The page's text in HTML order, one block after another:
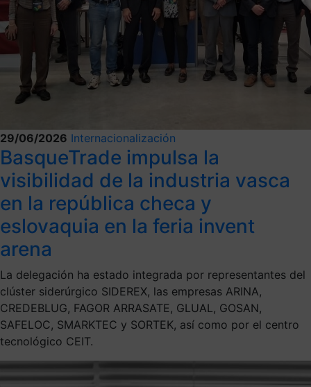
29/06/2026 Internacionalización
BasqueTrade impulsa la
visibilidad de la industria vasca
en la república checa y
eslovaquia en la feria invent
arena
La delegación ha estado integrada por representantes del
clúster siderúrgico SIDEREX, las empresas ARINA,
CREDEBLUG, FAGOR ARRASATE, GLUAL, GOSAN,
SAFELOC, SMARKTEC y SORTEK, así como por el centro
tecnológico CEIT.